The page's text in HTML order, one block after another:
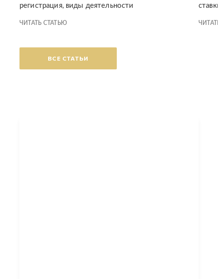
регистрация, виды деятельности
ЧИТАТЬ СТАТЬЮ
ВСЕ СТАТЬИ